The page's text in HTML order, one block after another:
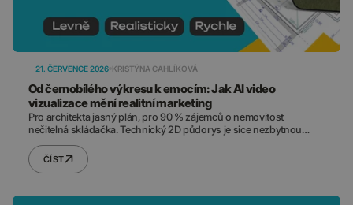
21. ČERVENCE 2026 KRISTÝNA CAHLÍKOVÁ
Od černobílého výkresu k emocím: Jak AI video
vizualizace mění realitní marketing
Pro architekta jasný plán, pro 90 % zájemců o nemovitost
nečitelná skládačka. Technický 2D půdorys je sice nezbytnou
které nemovitost prodají. Zapomeňte na týdny čekání a
předražené vizualizace od 3D studií. S naším AI videem získáte
ČÍST